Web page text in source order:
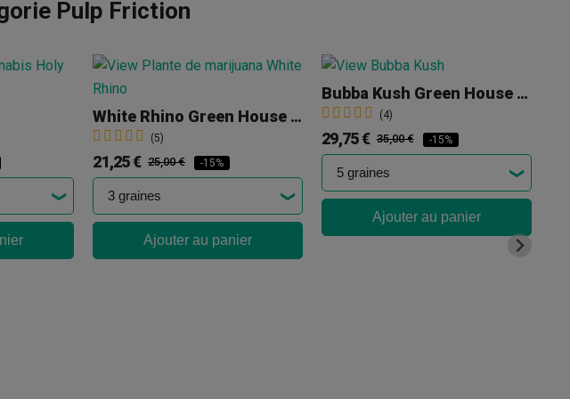
Pulp Friction
White Rhino Green House Seeds
(5)
21,25 € 25,00 € -15%
Ajouter au panier
Bubba Kush Green House Seeds
(4)
29,75 € 35,00 € -15%
Ajouter au panier